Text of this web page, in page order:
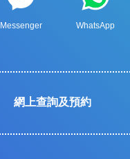
Messenger WhatsApp
網上查詢及預約